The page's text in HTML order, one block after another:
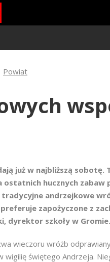
Powiat
już w najbliższą
ostatnich hucznych
andrzejkowe
zapożyczone z
dyrektor szkoły w Gromie.
wieczoru wróżb
wigilię świętego Andrzeja.